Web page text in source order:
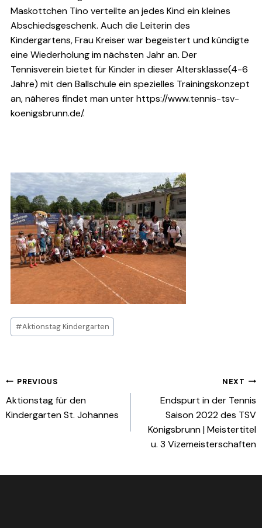
Maskottchen Tino verteilte an jedes Kind ein kleines
Abschiedsgeschenk. Auch die Leiterin des
Kindergartens, Frau Kreiser war begeistert und kündigte
eine Wiederholung im nächsten Jahr an. Der
Tennisverein bietet für Kinder in dieser Altersklasse(4-6
Jahre) mit den Ballschule ein spezielles Trainingskonzept
an, näheres findet man unter https://www.tennis-tsv-
koenigsbrunn.de/.
Post
Tags:
#Aktionstag Kindergarten
Beitragsnavigation
PREVIOUS
Aktionstag für den
Kindergarten St. Johannes
NEXT
Endspurt in der Tennis
Saison 2022 des TSV
Königsbrunn | Meistertitel
u. 3 Vizemeisterschaften